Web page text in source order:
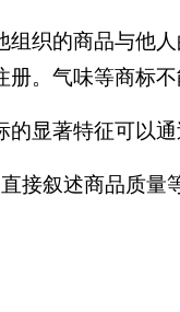
织的商品与他
。气味等商标
显著特征可以
接叙述商品质